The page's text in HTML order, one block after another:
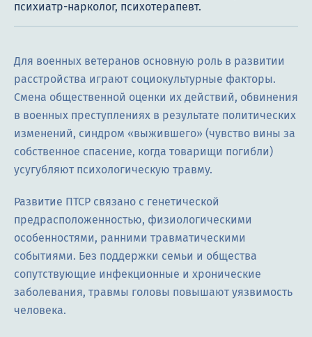
Для военных ветеранов основную роль в развитии
расстройства играют социокультурные факторы.
Смена общественной оценки их действий, обвинения
в военных преступлениях в результате политических
изменений, синдром «выжившего» (чувство вины за
собственное спасение, когда товарищи погибли)
усугубляют психологическую травму.
Развитие ПТСР связано с генетической
предрасположенностью, физиологическими
особенностями, ранними травматическими
событиями. Без поддержки семьи и общества
сопутствующие инфекционные и хронические
заболевания, травмы головы повышают уязвимость
человека.